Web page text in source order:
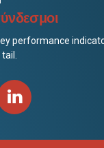
performance